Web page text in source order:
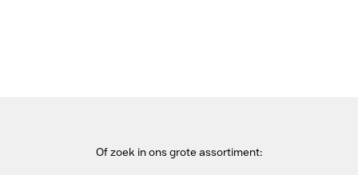
Of zoek in ons grote assortiment: